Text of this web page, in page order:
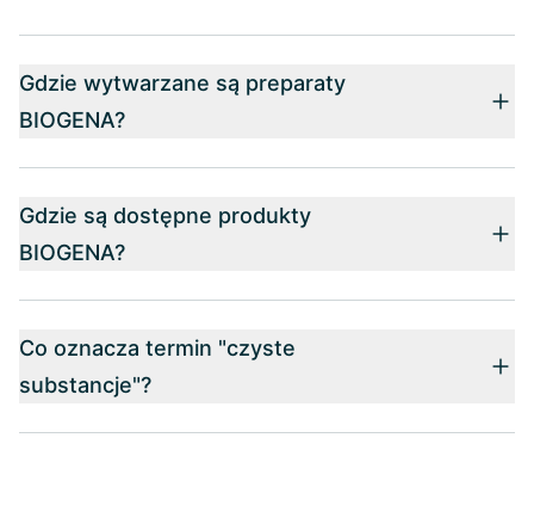
Gdzie wytwarzane są preparaty
BIOGENA?
Gdzie są dostępne produkty
BIOGENA?
Co oznacza termin "czyste
substancje"?